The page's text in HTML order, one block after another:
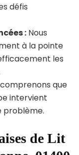
défis
: Nous
à la pointe
les
que
intervient
problème.
de Lit